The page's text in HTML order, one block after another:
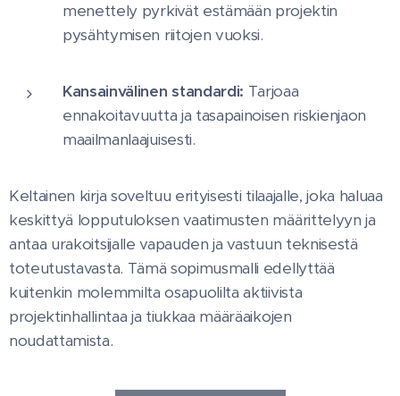
menettely pyrkivät estämään projektin
pysähtymisen riitojen vuoksi.
Kansainvälinen standardi: Tarjoaa
ennakoitavuutta ja tasapainoisen riskienjaon
maailmanlaajuisesti.
Keltainen kirja soveltuu erityisesti tilaajalle, joka haluaa
keskittyä lopputuloksen vaatimusten määrittelyyn ja
antaa urakoitsijalle vapauden ja vastuun teknisestä
toteutustavasta. Tämä sopimusmalli edellyttää
kuitenkin molemmilta osapuolilta aktiivista
projektinhallintaa ja tiukkaa määräaikojen
noudattamista.